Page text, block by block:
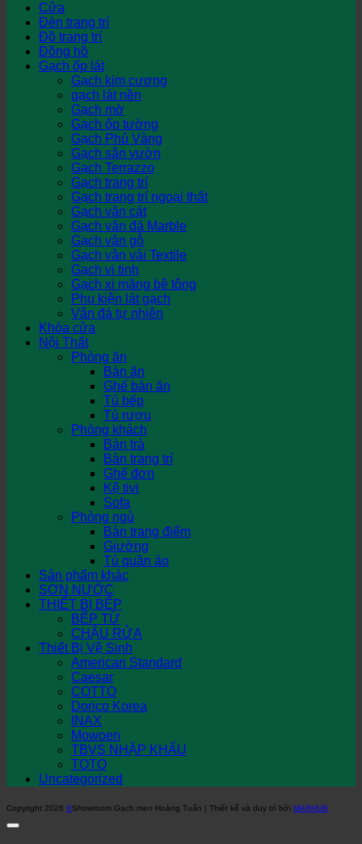
Cửa
Đèn trang trí
Đồ trang trí
Đồng hồ
Gạch ốp lát
Gạch kim cương
gạch lát nền
Gạch mờ
Gạch ốp tường
Gạch Phủ Vàng
Gạch sân vườn
Gạch Terrazzo
Gạch trang trí
Gạch trang trí ngoại thất
Gạch vân cát
Gạch vân đá Marble
Gạch vân gỗ
Gạch vân vải Textile
Gạch vi tinh
Gạch xi măng bê tông
Phụ kiện lát gạch
Vân đá tự nhiên
Khóa cửa
Nội Thất
Phòng ăn
Bàn ăn
Ghế bàn ăn
Tủ bếp
Tủ rượu
Phòng khách
Bàn trà
Bàn trang trí
Ghế đơn
Kệ tivi
Sofa
Phòng ngủ
Bàn trang điểm
Giường
Tủ quần áo
Sản phẩm khác
SƠN NƯỚC
THIẾT BỊ BẾP
BẾP TỪ
CHẬU RỬA
Thiết Bị Vệ Sinh
American Standard
Caesar
COTTO
Dorico Korea
INAX
Mowoen
TBVS NHẬP KHẨU
TOTO
Uncategorized
Copyright 2026 ©Showroom Gạch men Hoàng Tuấn | Thiết kế và duy trì bởi MARHUB